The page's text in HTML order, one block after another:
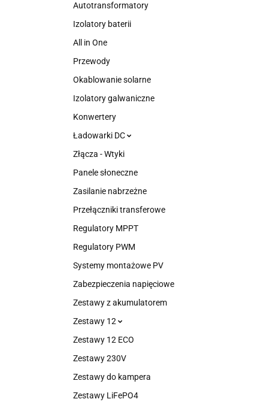
Autotransformatory
Izolatory baterii
All in One
Przewody
Okablowanie solarne
Izolatory galwaniczne
Konwertery
Ładowarki DC
Złącza - Wtyki
Panele słoneczne
Zasilanie nabrzeżne
Przełączniki transferowe
Regulatory MPPT
Regulatory PWM
Systemy montażowe PV
Zabezpieczenia napięciowe
Zestawy z akumulatorem
Zestawy 12
Zestawy 12 ECO
Zestawy 230V
Zestawy do kampera
Zestawy LiFePO4